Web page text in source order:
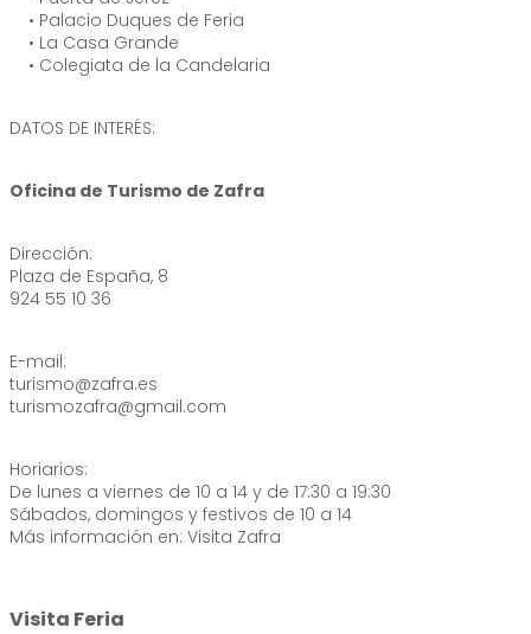
• Palacio Duques de Feria
• La Casa Grande
• Colegiata de la Candelaria
DATOS DE INTERÉS:
Oficina de Turismo de Zafra
Dirección:
Plaza de España, 8
924 55 10 36
E-mail:
turismo@zafra.es
turismozafra@gmail.com
Horiarios:
De lunes a viernes de 10 a 14 y de 17:30 a 19:30
Sábados, domingos y festivos de 10 a 14
Más información en: Visita Zafra
Visita Feria